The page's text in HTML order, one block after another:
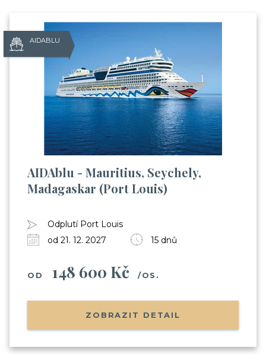
AIDABLU
AIDAblu - Mauritius, Seychely,
Madagaskar (Port Louis)
Odplutí Port Louis
od 21. 12. 2027
15 dnů
OD 148 600 Kč /OS.
ZOBRAZIT DETAIL